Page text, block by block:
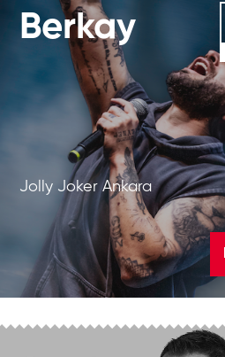
Berkay
Jolly Joker Ankara